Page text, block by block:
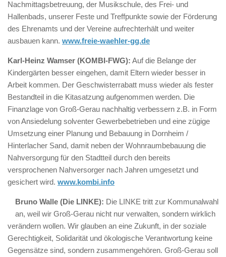
Nachmittagsbetreuung, der Musikschule, des Frei- und
Hallenbads, unserer Feste und Treffpunkte sowie der Förderung
des Ehrenamts und der Vereine aufrechterhält und weiter
ausbauen kann. www.freie-waehler-gg.de
Karl-Heinz Wamser (KOMBI-FWG): Auf die Belange der
Kindergärten besser eingehen, damit Eltern wieder besser in
Arbeit kommen. Der Geschwisterrabatt muss wieder als fester
Bestandteil in die Kitasatzung aufgenommen werden. Die
Finanzlage von Groß-Gerau nachhaltig verbessern z.B. in Form
von Ansiedelung solventer Gewerbebetrieben und eine zügige
Umsetzung einer Planung und Bebauung in Dornheim /
Hinterlacher Sand, damit neben der Wohnraumbebauung die
Nahversorgung für den Stadtteil durch den bereits
versprochenen Nahversorger nach Jahren umgesetzt und
gesichert wird. www.kombi.info
Bruno Walle (Die LINKE): Die LINKE tritt zur Kommunalwahl
an, weil wir Groß-Gerau nicht nur verwalten, sondern wirklich
verändern wollen. Wir glauben an eine Zukunft, in der soziale
Gerechtigkeit, Solidarität und ökologische Verantwortung keine
Gegensätze sind, sondern zusammengehören. Groß-Gerau soll